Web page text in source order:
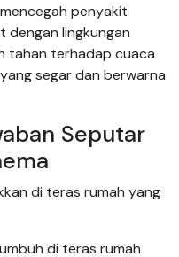
penyakit
dengan lingkungan
tahan terhadap cuaca
segar dan berwarna
Seputar
di teras rumah yang
di teras rumah